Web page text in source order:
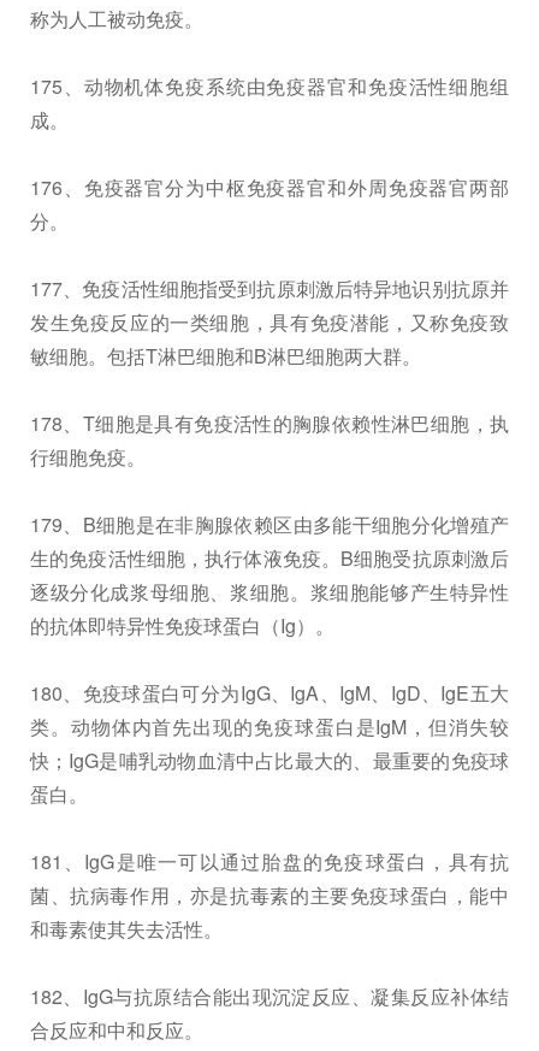
称为人工被动免疫。
175、动物机体免疫系统由免疫器官和免疫活性细胞组
成。
176、免疫器官分为中枢免疫器官和外周免疫器官两部
分。
177、免疫活性细胞指受到抗原刺激后特异地识别抗原并
发生免疫反应的一类细胞，具有免疫潜能，又称免疫致
敏细胞。包括T淋巴细胞和B淋巴细胞两大群。
178、T细胞是具有免疫活性的胸腺依赖性淋巴细胞，执
行细胞免疫。
179、B细胞是在非胸腺依赖区由多能干细胞分化增殖产
生的免疫活性细胞，执行体液免疫。B细胞受抗原刺激后
逐级分化成浆母细胞、浆细胞。浆细胞能够产生特异性
的抗体即特异性免疫球蛋白（Ig）。
180、免疫球蛋白可分为IgG、IgA、IgM、IgD、IgE五大
类。动物体内首先出现的免疫球蛋白是IgM，但消失较
快；IgG是哺乳动物血清中占比最大的、最重要的免疫球
蛋白。
181、IgG是唯一可以通过胎盘的免疫球蛋白，具有抗
菌、抗病毒作用，亦是抗毒素的主要免疫球蛋白，能中
和毒素使其失去活性。
182、IgG与抗原结合能出现沉淀反应、凝集反应补体结
合反应和中和反应。